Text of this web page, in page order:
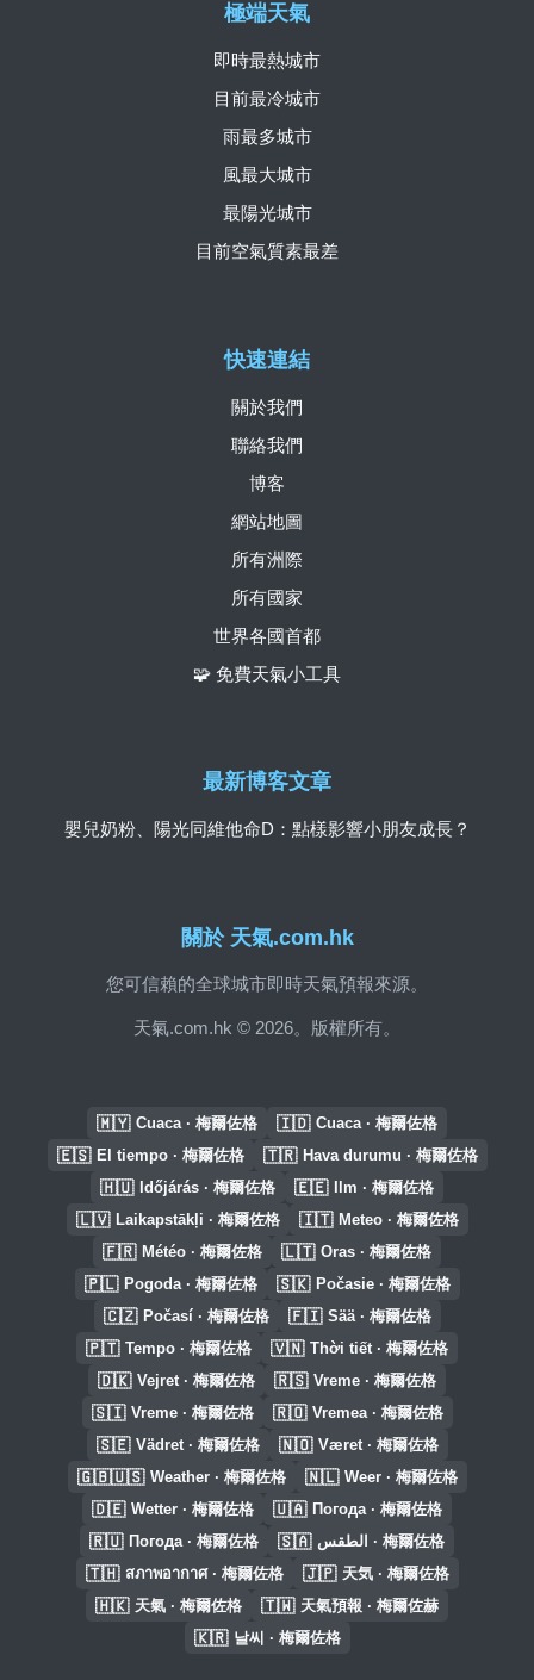
關於 天氣.com.hk
您可信賴的全球城市即時天氣預報來源。
天氣.com.hk © 2026。版權所有。
快速連結
關於我們
聯絡我們
博客
網站地圖
所有洲際
所有國家
世界各國首都
🧩 免費天氣小工具
極端天氣
即時最熱城市
目前最冷城市
雨最多城市
風最大城市
最陽光城市
目前空氣質素最差
最新博客文章
嬰兒奶粉、陽光同維他命D：點樣影響小朋友成長？
🇲🇾 Cuaca · 梅爾佐格 🇮🇩 Cuaca · 梅爾佐格
🇪🇸 El tiempo · 梅爾佐格 🇹🇷 Hava durumu · 梅爾佐格
🇭🇺 Időjárás · 梅爾佐格 🇪🇪 Ilm · 梅爾佐格
🇱🇻 Laikapstākļi · 梅爾佐格 🇮🇹 Meteo · 梅爾佐格
🇫🇷 Météo · 梅爾佐格 🇱🇹 Oras · 梅爾佐格
🇵🇱 Pogoda · 梅爾佐格 🇸🇰 Počasie · 梅爾佐格
🇨🇿 Počasí · 梅爾佐格 🇫🇮 Sää · 梅爾佐格
🇵🇹 Tempo · 梅爾佐格 🇻🇳 Thời tiết · 梅爾佐格
🇩🇰 Vejret · 梅爾佐格 🇷🇸 Vreme · 梅爾佐格
🇸🇮 Vreme · 梅爾佐格 🇷🇴 Vremea · 梅爾佐格
🇸🇪 Vädret · 梅爾佐格 🇳🇴 Været · 梅爾佐格
🇬🇧🇺🇸 Weather · 梅爾佐格 🇳🇱 Weer · 梅爾佐格
🇩🇪 Wetter · 梅爾佐格 🇺🇦 Погода · 梅爾佐格
🇷🇺 Погода · 梅爾佐格 🇸🇦 الطقس · 梅爾佐格
🇹🇭 สภาพอากาศ · 梅爾佐格 🇯🇵 天気 · 梅爾佐格
🇭🇰 天氣 · 梅爾佐格 🇹🇼 天氣預報 · 梅爾佐赫
🇰🇷 날씨 · 梅爾佐格